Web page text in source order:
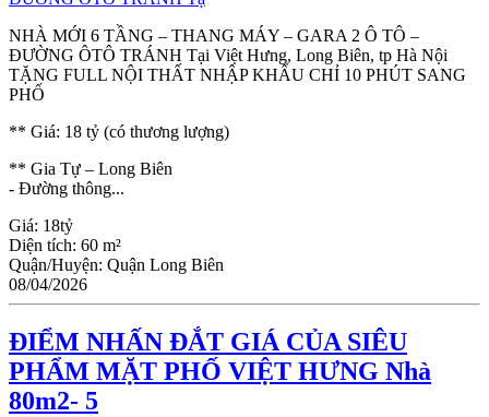
NHÀ MỚI 6 TẦNG – THANG MÁY – GARA 2 Ô TÔ –
ĐƯỜNG ÔTÔ TRÁNH Tại Việt Hưng, Long Biên, tp Hà Nội
TẶNG FULL NỘI THẤT NHẬP KHẨU CHỈ 10 PHÚT SANG
PHỐ
** Giá: 18 tỷ (có thương lượng)
** Gia Tự – Long Biên
- Đường thông...
Giá: 18tỷ
Diện tích: 60 m²
Quận/Huyện: Quận Long Biên
08/04/2026
ĐIỂM NHẤN ĐẮT GIÁ CỦA SIÊU
PHẨM MẶT PHỐ VIỆT HƯNG Nhà
80m2- 5